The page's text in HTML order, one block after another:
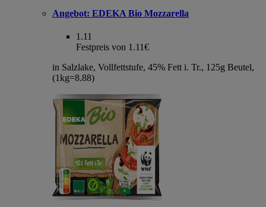
Angebot: EDEKA Bio Mozzarella
1.11
Festpreis von 1.11€
in Salzlake, Vollfettstufe, 45% Fett i. Tr., 125g Beutel,
(1kg=8.88)